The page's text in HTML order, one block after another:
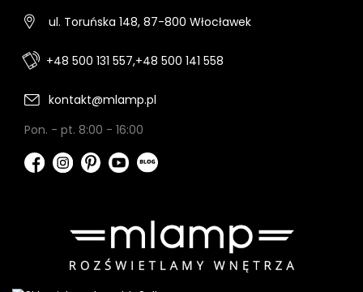
ul. Toruńska 148, 87-800 Włocławek
+48 500 131 557,+48 500 141 558
kontakt@mlamp.pl
Pon. - pt. 8:00 - 16:00